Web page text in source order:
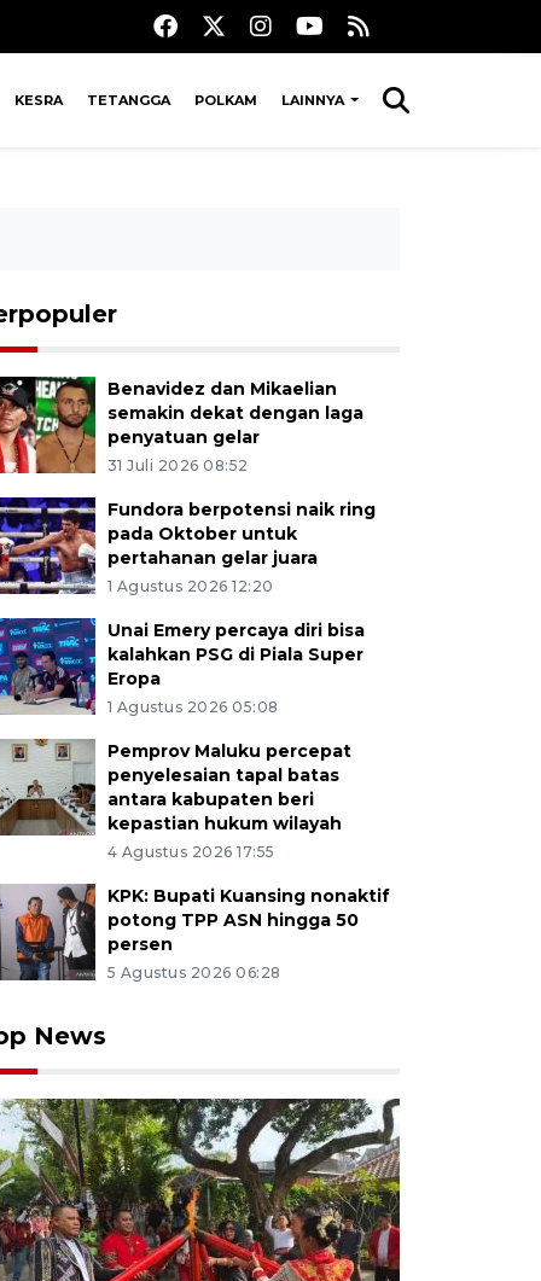
KESRA TETANGGA POLKAM LAINNYA
Benavidez dan Mikaelian
semakin dekat dengan laga
penyatuan gelar
31 Juli 2026 08:52
Fundora berpotensi naik ring
pada Oktober untuk
pertahanan gelar juara
1 Agustus 2026 12:20
Unai Emery percaya diri bisa
kalahkan PSG di Piala Super
Eropa
1 Agustus 2026 05:08
Pemprov Maluku percepat
penyelesaian tapal batas
antara kabupaten beri
kepastian hukum wilayah
4 Agustus 2026 17:55
KPK: Bupati Kuansing nonaktif
potong TPP ASN hingga 50
persen
5 Agustus 2026 06:28
News